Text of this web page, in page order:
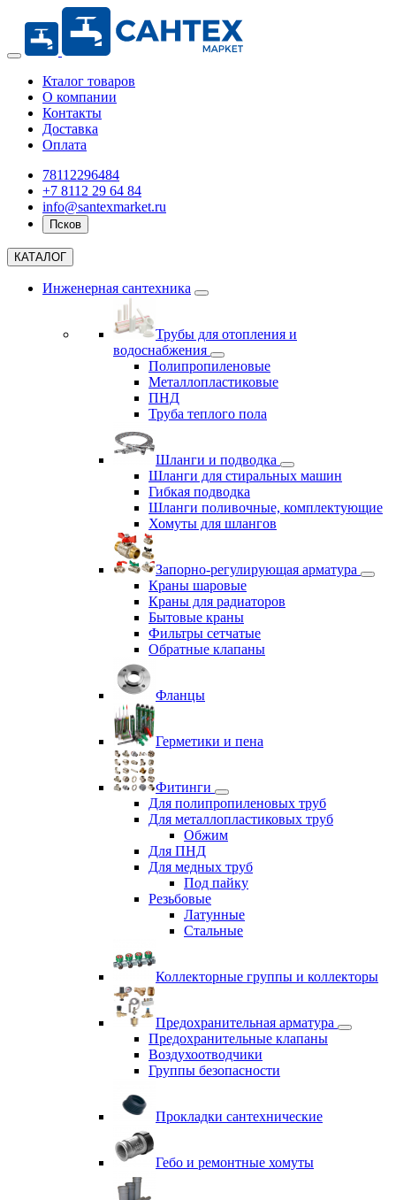
Кталог товаров
О компании
Контакты
Доставка
Оплата
78112296484
+7 8112 29 64 84
info@santexmarket.ru
Псков
КАТАЛОГ
Инженерная сантехника
Трубы для отопления и
водоснабжения
Полипропиленовые
Металлопластиковые
ПНД
Труба теплого пола
Шланги и подводка
Шланги для стиральных машин
Гибкая подводка
Шланги поливочные, комплектующие
Хомуты для шлангов
Запорно-регулирующая арматура
Краны шаровые
Краны для радиаторов
Бытовые краны
Фильтры сетчатые
Обратные клапаны
Фланцы
Герметики и пена
Фитинги
Для полипропиленовых труб
Для металлопластиковых труб
Обжим
Для ПНД
Для медных труб
Под пайку
Резьбовые
Латунные
Cтальные
Коллекторные группы и коллекторы
Предохранительная арматура
Предохранительные клапаны
Воздухоотводчики
Группы безопасности
Прокладки сантехнические
Гебо и ремонтные хомуты